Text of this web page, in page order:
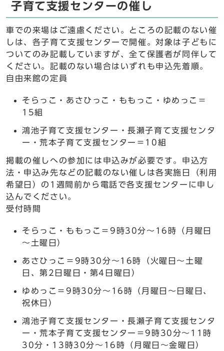
子育て支援センターの催し
車での来場はご遠慮ください。ところの記載のない催
しは、各子育て支援センターで開催。対象は子どもに
ついてのみ記載していますが、全て保護者が同伴して
ください。記載のない場合はいずれも申込先着順。
自由来館の定員
そらっこ・あさひっこ・ももっこ・ゆめっこ＝
15組
鴻池子育て支援センター・長瀬子育て支援センタ
ー・荒本子育て支援センター＝10組
掲載の催しへの参加には申込みが必要です。申込方
法・申込み先などの記載のない催しは各実施日（利用
希望日）の1週間前から電話で各支援センターに申し
込んでください。
受付時間
そらっこ・ももっこ＝9時30分～16時（月曜日
～土曜日）
あさひっこ＝9時30分～16時（火曜日～土曜
日、第2日曜日・第4日曜日）
ゆめっこ＝9時30分～16時（月曜日～日曜日、
祝休日）
鴻池子育て支援センター・長瀬子育て支援センタ
ー・荒本子育て支援センター＝9時30分～11時
30分・13時30分～16時（月曜日～金曜日）